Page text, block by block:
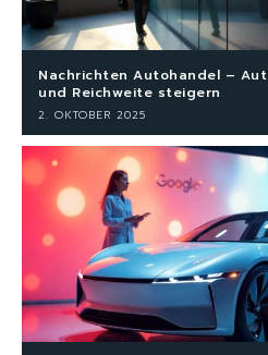
Nachrichten Autohandel –
und Reichweite steigern
2. OKTOBER 2025